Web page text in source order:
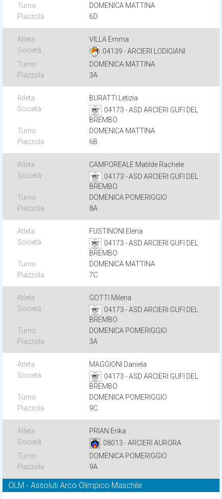
DOMENICA MATTINA
6D
VILLA Emma
04139 - ARCIERI LODIGIANI
DOMENICA MATTINA
3A
BURATTI Letizia
04173 - ASD ARCIERI GUFI DEL
BREMBO
DOMENICA MATTINA
6B
CAMPOREALE Matilde Rachele
04173 - ASD ARCIERI GUFI DEL
BREMBO
DOMENICA POMERIGGIO
8A
FUSTINONI Elena
04173 - ASD ARCIERI GUFI DEL
BREMBO
DOMENICA MATTINA
7C
GOTTI Milena
04173 - ASD ARCIERI GUFI DEL
BREMBO
DOMENICA POMERIGGIO
3A
MAGGIONI Daniela
04173 - ASD ARCIERI GUFI DEL
BREMBO
DOMENICA POMERIGGIO
9C
PRIAN Erika
08013 - ARCIERI AURORA
DOMENICA POMERIGGIO
9A
OLM - Assoluti Arco Olimpico Maschile